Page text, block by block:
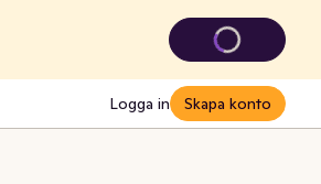
Logga in Skapa konto